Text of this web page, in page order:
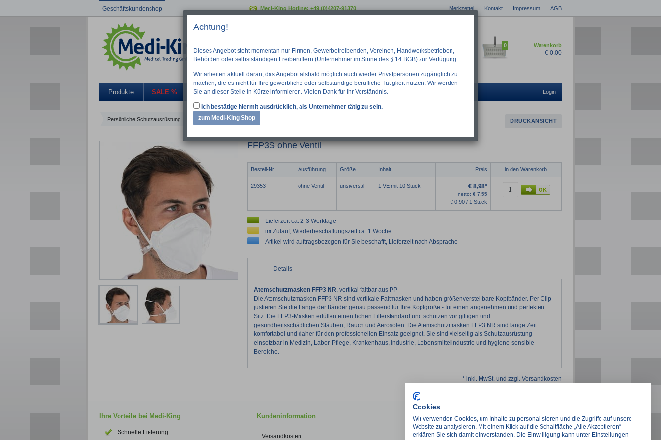
Geschäftskundenshop Medi-King Hotline: +49 (0)4207-91370 Merkzettel Kontakt Impressum AGB
GO
Warenkorb
0
€ 0,00
Produkte SALE % Aktuelle Informationen Downloads Über uns Login
Persönliche Schutzausrüstung FFP3S ohne Ventil DRUCKANSICHT
FFP3S ohne Ventil
Bestell-Nr. Ausführung Größe Inhalt Preis in den Warenkorb
29353 ohne Ventil unsiversal 1 VE mit 10 Stück €8,98*
netto: €7,55
€0,90 / 1 Stück
Lieferzeit ca. 2-3 Werktage
im Zulauf, Wiederbeschaffungszeit ca. 1 Woche
Artikel wird auftragsbezogen für Sie beschafft, Lieferzeit nach Absprache
Details
Atemschutzmasken FFP3 NR, vertikal faltbar aus PP
Die Atemschutzmasken FFP3 NR sind vertikale Faltmasken und haben größenverstellbare Kopfbänder. Per Clip
justieren Sie die Länge der Bänder genau passend für Ihre Kopfgröße - für einen angenehmen und perfekten
Sitz. Die FFP3-Masken erfüllen einen hohen Filterstandard und schützen vor giftigen und
gesundheitsschädlichen Stäuben, Rauch und Aerosolen. Die Atemschutzmasken FFP3 NR sind lange Zeit
komfortabel und daher für den professionellen Einsatz geeignet. Sie sind vielseitig als Schutzausrüstung
einsetzbar in Medizin, Labor, Pflege, Krankenhaus, Industrie, Lebensmittelindustrie und hygiene-sensible
Bereiche.
* inkl. MwSt. und zzgl. Versandkosten
Ihre Vorteile bei Medi-King
Schnelle Lieferung
Kundeninformation
Versandkosten
Kontakt
Kontakt
Achtung!
Dieses Angebot steht momentan nur Firmen, Gewerbetreibenden, Vereinen, Handwerksbetrieben,
Behörden oder selbstständigen Freiberuflern (Unternehmer im Sinne des § 14 BGB) zur Verfügung.
Wir arbeiten aktuell daran, das Angebot alsbald möglich auch wieder Privatpersonen zugänglich zu
machen, die es nicht für Ihre gewerbliche oder selbständige berufliche Tätigkeit nutzen. Wir werden
Sie an dieser Stelle in Kürze informieren. Vielen Dank für Ihr Verständnis.
Ich bestätige hiermit ausdrücklich, als Unternehmer tätig zu sein.
zum Medi-King Shop
Cookies
Wir verwenden Cookies, um Inhalte zu personalisieren und die Zugriffe auf unsere
Website zu analysieren. Mit einem Klick auf die Schaltfläche „Alle Akzeptieren“
erklären Sie sich damit einverstanden. Die Einwilligung kann unter Einstellungen